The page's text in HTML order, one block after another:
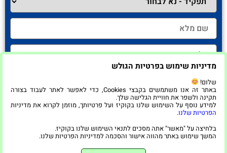
חזרו אליי!
מדיניות שימוש בפרטיות הגולש
שלום!
באתר זה אנו משתמשים בקבצי Cookies, כדי לאפשר לאתר לעבוד בצורה
תקינה ולשפר את חוויית הגלישה שלך.
למידע נוסף על השימוש שלנו בקוקיז ועל פרטיותך, מוזמן לקרוא את מדיניות
הפרטיות שלנו.
בלחיצה על "מאשר" אתה מסכים לתנאי השימוש שלנו בקוקיז.
המשך שימוש באתר מהווה אישור והסכמה למדיניות הפרטיות שלנו.